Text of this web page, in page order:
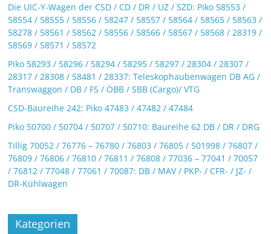
Die UIC-Y-Wagen der CSD / CD / DR / UZ / SZD: Piko 58553 /
58554 / 58555 / 58556 / 58247 / 58557 / 58564 / 58565 / 58563 /
58278 / 58561 / 58562 / 58556 / 58566 / 58567 / 58568 / 28319 /
58569 / 58571 / 58572
Piko 58293 / 58296 / 58294 / 58295 / 58297 / 28304 / 28307 /
28317 / 28308 / 58481 / 28337: Teleskophaubenwagen DB AG /
Transwaggon / DB / FS / ÖBB / SBB (Cargo)/ VTG
CSD-Baureihe 242: Piko 47483 / 47482 / 47484
Piko 50700 / 50704 / 50707 / 50710: Baureihe 62 DB / DR / DRG
Tillig 70052 / 76776 – 76780 / 76803 / 76805 / 501998 / 76807 /
76809 / 76806 / 76810 / 76811 / 76808 / 77036 – 77041 / 70057
/ 76812 / 77048 / 77061 / 70087: DB / MAV / PKP- / CFR- / JZ- /
DR-Kühlwagen
Kategorien